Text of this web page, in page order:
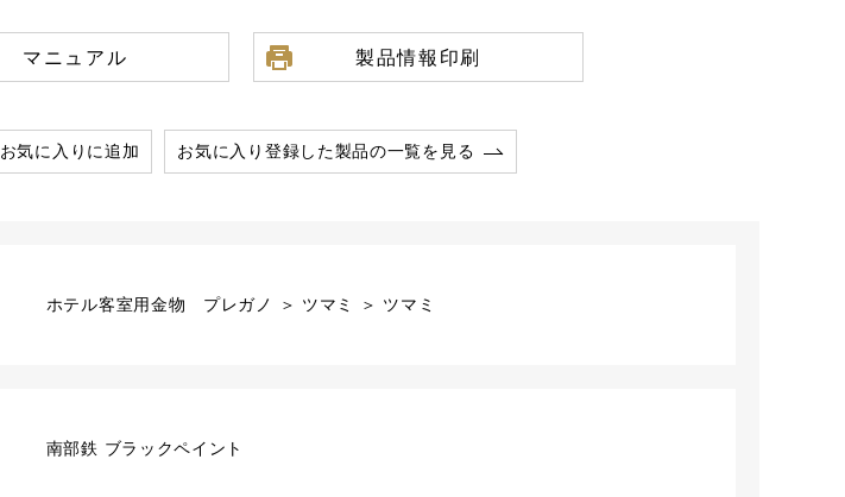
マニュアル 製品情報印刷
お気に入りに追加 お気に入り登録した製品の一覧を見る
ホテル客室用金物 プレガノ ＞ ツマミ ＞ ツマミ
南部鉄 ブラックペイント